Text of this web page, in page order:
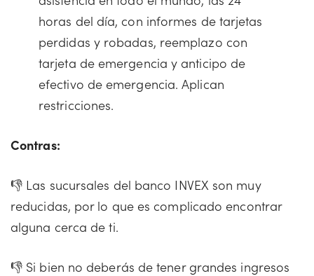
horas del día, con informes de tarjetas
perdidas y robadas, reemplazo con
tarjeta de emergencia y anticipo de
efectivo de emergencia. Aplican
restricciones.
Contras:
👎 Las sucursales del banco INVEX son muy
reducidas, por lo que es complicado encontrar
alguna cerca de ti.
👎 Si bien no deberás de tener grandes ingresos